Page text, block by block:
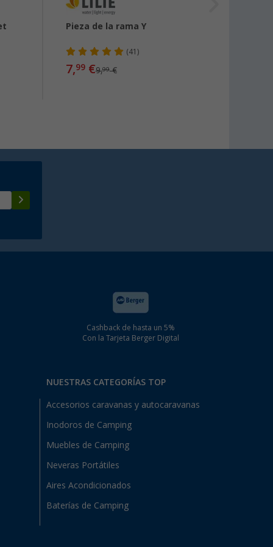
Pieza de la rama Y
(41)
7,99€9,99€
Cashback de hasta un 5%
Con la Tarjeta Berger Digital
NUESTRAS CATEGORÍAS TOP
Accesorios caravanas y autocaravanas
Inodoros de Camping
Muebles de Camping
Neveras Portátiles
Aires Acondicionados
Baterías de Camping